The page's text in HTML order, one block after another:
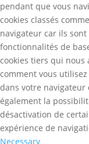
pendant que vous
cookies classés
navigateur car ils
fonctionnalités de
cookies tiers qui nous
comment vous utilisez
dans votre navigateur
également la
désactivation de
expérience de
Necessary